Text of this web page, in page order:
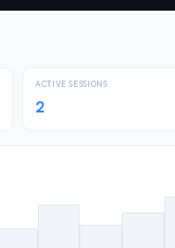
ACTIVE SESSIONS
2